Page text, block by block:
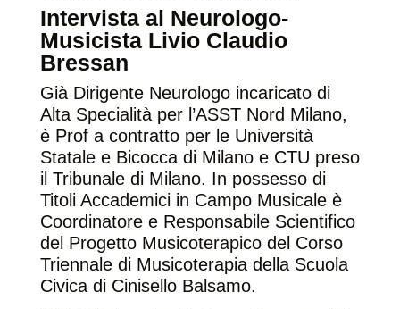
Intervista al Neurologo-
Musicista Livio Claudio
Bressan
Già Dirigente Neurologo incaricato di
Alta Specialità per l’ASST Nord Milano,
è Prof a contratto per le Università
Statale e Bicocca di Milano e CTU preso
il Tribunale di Milano. In possesso di
Titoli Accademici in Campo Musicale è
Coordinatore e Responsabile Scientifico
del Progetto Musicoterapico del Corso
Triennale di Musicoterapia della Scuola
Civica di Cinisello Balsamo.